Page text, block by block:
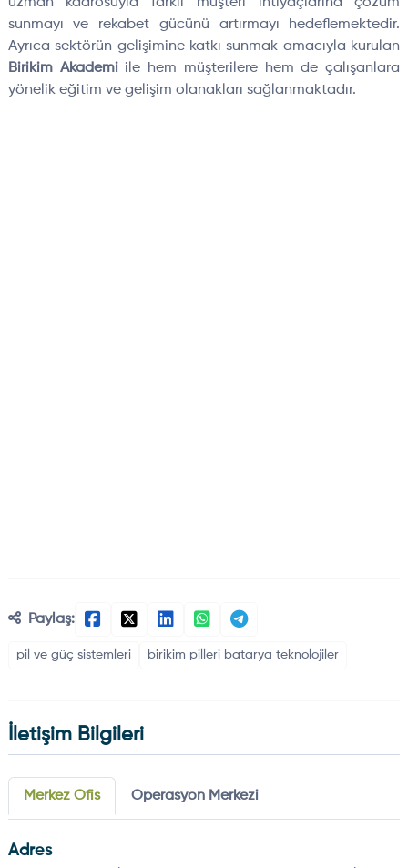
uzman kadrosuyla farklı müşteri ihtiyaçlarına çözüm
sunmayı ve rekabet gücünü artırmayı hedeflemektedir.
Ayrıca sektörün gelişimine katkı sunmak amacıyla kurulan
Birikim Akademi ile hem müşterilere hem de çalışanlara
yönelik eğitim ve gelişim olanakları sağlanmaktadır.
Paylaş:
pil ve güç sistemleri birikim pilleri batarya teknolojiler
İletişim Bilgileri
Merkez Ofis Operasyon Merkezi
Adres